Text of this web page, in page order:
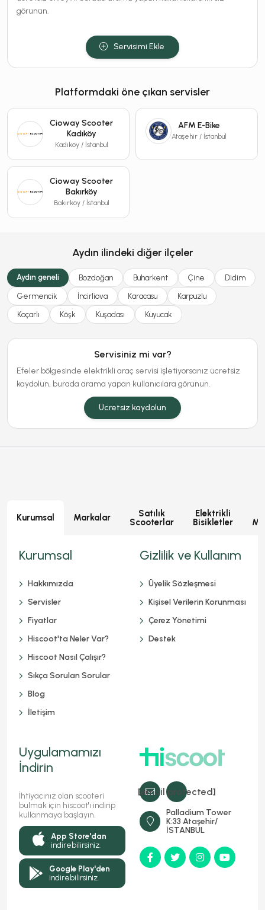
görünün.
Servisimi Ekle
Platformdaki öne çıkan servisler
Cioway Scooter
Kadıköy
Kadıköy / İstanbul
AFM E-Bike
Ataşehir / İstanbul
Cioway Scooter
Bakırköy
Bakırköy / İstanbul
Aydın ilindeki diğer ilçeler
Aydın geneli Bozdoğan Buharkent Çine Didim
Germencik İncirliova Karacasu Karpuzlu
Koçarlı Köşk Kuşadası Kuyucak
Servisiniz mi var?
Efeler bölgesinde elektrikli araç servisi işletiyorsanız ücretsiz
kaydolun, burada arama yapan kullanıcılara görünün.
Ücretsiz kaydolun
Kurumsal Markalar
Satılık
Scooterlar
Elektrikli
Bisikletler
[email protected]
Palladium Tower
K:33 Ataşehir/
İSTANBUL
Kurumsal
Hakkımızda
Servisler
Fiyatlar
Hiscoot'ta Neler Var?
Hiscoot Nasıl Çalışır?
Sıkça Sorulan Sorular
Blog
İletişim
Gizlilik ve Kullanım
Üyelik Sözleşmesi
Kişisel Verilerin Korunması
Çerez Yönetimi
Destek
Uygulamamızı
İndirin
İhtiyacınız olan scooteri
bulmak için hiscoot'ı indirip
kullanmaya başlayın.
App Store'dan
indirebilirsiniz.
Google Play'den
indirebilirsiniz.